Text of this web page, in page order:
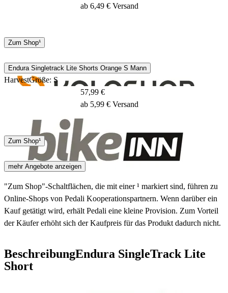
ab 6,49 € Versand
Zum Shop¹
Endura Singletrack Lite Shorts Orange S Mann
HarvestGröße: S
DPD
2 - 4 Tage
57,99 €
ab 5,99 € Versand
Zum Shop¹
mehr Angebote anzeigen
"Zum Shop"-Schaltflächen, die mit einer ¹ markiert sind, führen zu
Online-Shops von Pedali Kooperationspartnern. Wenn darüber ein
Kauf getätigt wird, erhält Pedali eine kleine Provision. Zum Vorteil
der Käufer erhöht sich der Kaufpreis für das Produkt dadurch nicht.
BeschreibungEndura SingleTrack Lite
Short